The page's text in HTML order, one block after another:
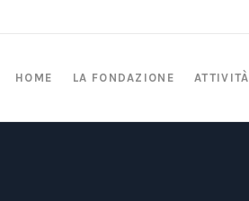
HOME LA FONDAZIONE ATTIVITÀ